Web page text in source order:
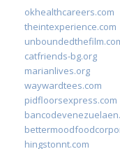
okhealthcareers.com
theintexperience.com
catfriends-bg.org
marianlives.org
waywardtees.com
pidfloorsexpress.com
hingstonnt.com